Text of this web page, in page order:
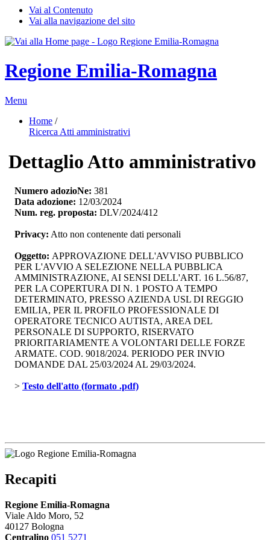
Vai al Contenuto
Vai alla navigazione del sito
Regione Emilia-Romagna
Menu
Home /
Ricerca Atti amministrativi
Dettaglio Atto amministrativo
Numero adozioNe: 381
Data adozione: 12/03/2024
Num. reg. proposta: DLV/2024/412
Privacy: Atto non contenente dati personali
Oggetto: APPROVAZIONE DELL'AVVISO PUBBLICO
PER L'AVVIO A SELEZIONE NELLA PUBBLICA
AMMINISTRAZIONE, AI SENSI DELL'ART. 16 L.56/87,
PER LA COPERTURA DI N. 1 POSTO A TEMPO
DETERMINATO, PRESSO AZIENDA USL DI REGGIO
EMILIA, PER IL PROFILO PROFESSIONALE DI
OPERATORE TECNICO AUTISTA, AREA DEL
PERSONALE DI SUPPORTO, RISERVATO
PRIORITARIAMENTE A VOLONTARI DELLE FORZE
ARMATE. COD. 9018/2024. PERIODO PER INVIO
DOMANDE DAL 25/03/2024 AL 29/03/2024.
> Testo dell'atto (formato .pdf)
Recapiti
Regione Emilia-Romagna
Viale Aldo Moro, 52
40127 Bologna
Centralino 051 5271